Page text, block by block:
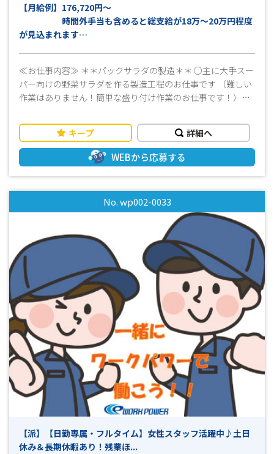
でもどうぞ☆☆ ぜひ一緒に楽しく働きましょう♪
【月給例】176,720円～
時間外手当も含めると総支給が18万～20万円程度
が見込まれます
※規定有
【その他】昇給・賞与実績有り
≪お仕事内容≫ ＊＊パックサラダの製造＊＊ ○主に大手スー
パー向けの野菜サラダを作る製造工程のお仕事です （難しい
作業はありません！簡単な盛り付け作業のお仕事です！）
品へのラベル貼り ・種類ごとにコンテナへ詰める作業 等
・その他付随する作業 ＜「昇給・賞与実績有り！」頑張り
にはしっかり応えます！＞ 頑張るあなたをしっかり評価さ
せて頂きます！ 日頃の頑張りは目に見えるカタチで評価し
きちんと還元◎ 「昇給」｢賞与｣などの嬉しい待遇で収入のご
心配をさせることもありません！（規定有） ＜就業前の職場
見学OK！＞ 職場の雰囲気や実際のお仕事内容、家からのアク
セスなどをチェック可能◎ 長く勤めようと思ってくれている
あなたをしっかりと後押しできる環境が整っています◎ ≪お
すすめポイント！≫ ＼包丁は一切使いません！！／ ＼食
堂・ロッカーあり！／ ★調理業務ではないので、包丁は使い
ません☆料理が苦手な方も安心して働けます♪ ★持ち物が多
いあなたにもぴったり！ロッカー付きの職場です♪ ★希望休
が取れるのでシフト制でもプライベートの計画が立てやす
い！（規定有） ≪その他≫ ・人気の日勤勤務！ ・男女STAFF
活躍中！ （20歳～60歳を超えた幅広い年代の方々が多く活躍
中！） ・昇給・賞与実績有り！ （頑張るあなたをしっかり評
価させて頂きます！） ・未経験OK！ ・長期歓迎！ （安定し
て働きたいならここで決まり！） ・週払いOK！ ・事前の職
場見学OK！ その他、気になることなどお気軽にお問い合わせ
ください ☆☆経験問いません！！まずはお気軽にお問い合わ
せください♪☆☆ 【ご応募から採用までの流れ】 ◎ＷＥＢや
お電話でご応募ください ▼ （ 受付 ） ◎弊社担当より
お電話にて折り返しご連絡致します ▼ （ 面接日調整・
予約 （所要時間5～１０分程度） ） ◎面接・お仕事説明
キープ 詳細へ
WEBから応募する
No. wp002-0033
【派】【日勤専属・フルタイム】女性スタッフ活躍中♪土日
休み＆長期休暇あり！残業ほ...